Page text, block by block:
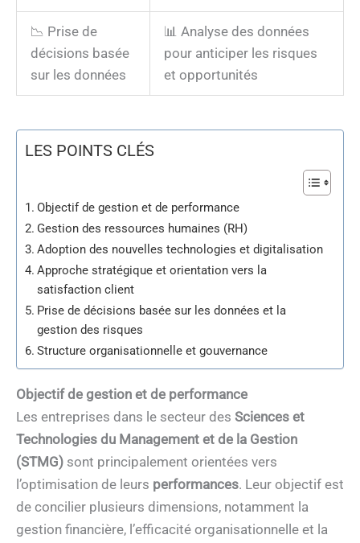
📉 Prise de
décisions basée
sur les données
📊 Analyse des données
pour anticiper les risques
et opportunités
LES POINTS CLÉS
Objectif de gestion et de performance
Gestion des ressources humaines (RH)
Adoption des nouvelles technologies et digitalisation
Approche stratégique et orientation vers la
satisfaction client
Prise de décisions basée sur les données et la
gestion des risques
Structure organisationnelle et gouvernance
Objectif de gestion et de performance
Les entreprises dans le secteur des Sciences et
Technologies du Management et de la Gestion
(STMG) sont principalement orientées vers
l’optimisation de leurs performances. Leur objectif est
de concilier plusieurs dimensions, notamment la
gestion financière, l’efficacité organisationnelle et la